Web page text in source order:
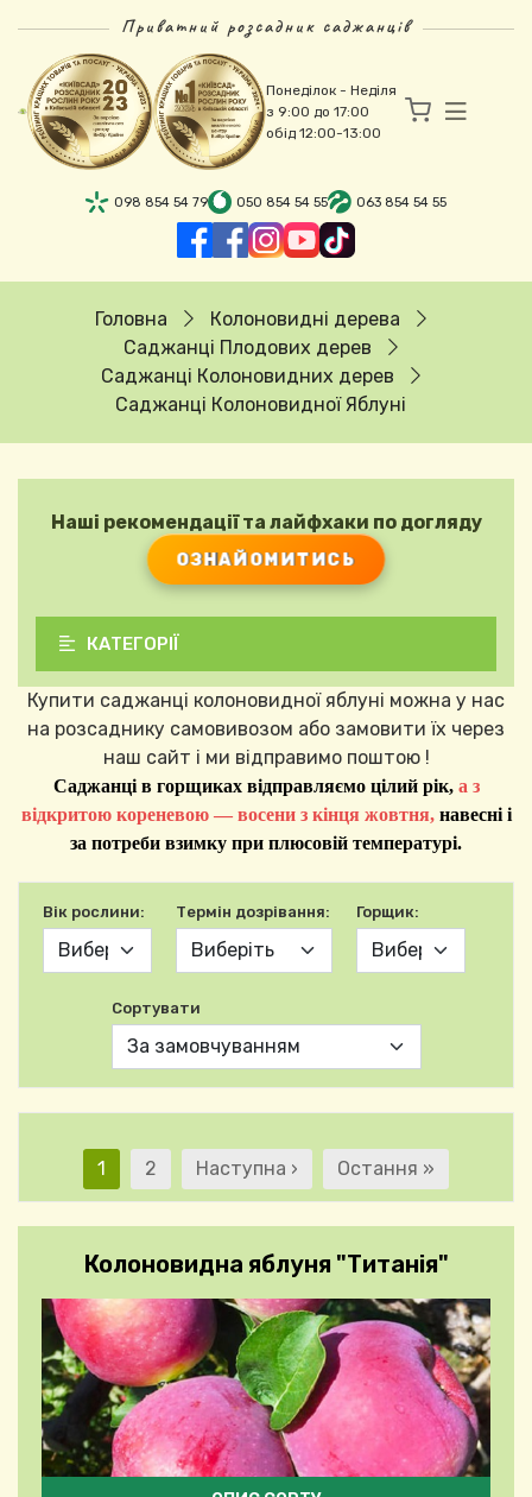
Приватний розсадник саджанців
Понеділок - Неділя
з 9:00 до 17:00
обід 12:00-13:00
098 854 54 79 050 854 54 55 063 854 54 55
Рядок навіґації
Головна
Колоновидні дерева
Саджанці Плодових дерев
Саджанці Колоновидних дерев
Саджанці Колоновидної Яблуні
Наші рекомендації та лайфхаки по догляду
ОЗНАЙОМИТИСЬ
КАТЕГОРІЇ
Купити саджанці колоновидної яблуні можна у нас
на розсаднику самовивозом або замовити їх через
наш сайт і ми відправимо поштою !
Саджанці в горщиках відправляємо цілий рік, а з
відкритою кореневою — восени з кінця жовтня, навесні і
за потреби взимку при плюсовій температурі.
Вік рослини: Термін дозрівання: Горщик:
Сортувати
Розбивка на
Поточна сторінка
1 Сторінка
2 Наступна сторінка
Наступна › Остання сторінка
Остання »
Колоновидна яблуня "Титанія"